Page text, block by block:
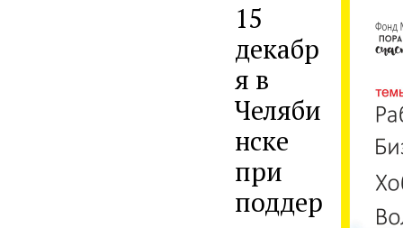
15
декабр
я в
Челяби
нске
при
поддер